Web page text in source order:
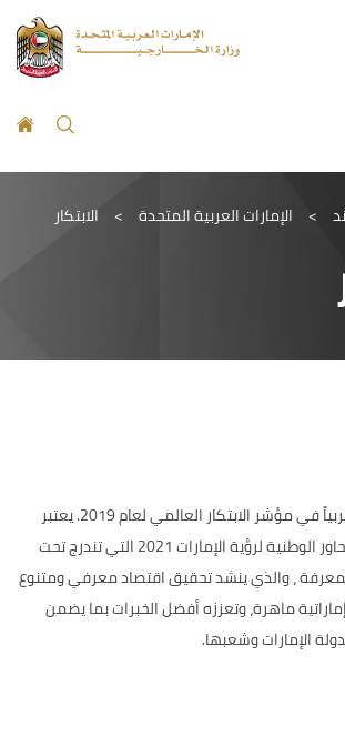
> الإمارات العربية المتحدة > الابتكار
تتصدر دولة الإمارات عربياً في مؤشر الابتكار العالمي لعام 2019. يعتبر
الابتكار عنصراً من المحاور الوطنية لرؤية الإمارات 2021 التي تندرج تحت
، والذي ينشد تحقيق اقتصاد معرفي ومتنوع
ماهرة، وتعززه أفضل الخبرات بما يضمن
الإمارات وشعبها.